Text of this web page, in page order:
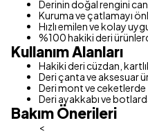
Derinin doğal rengini
Kuruma ve çatlamayı
Hızlı emilen ve kolay
%100 hakiki deri
Kullanım Alanları
Hakiki deri cüzdan,
Deri çanta ve aksesuar
Deri mont ve ceketlerde
Deri ayakkabı ve
Bakım Önerileri
<